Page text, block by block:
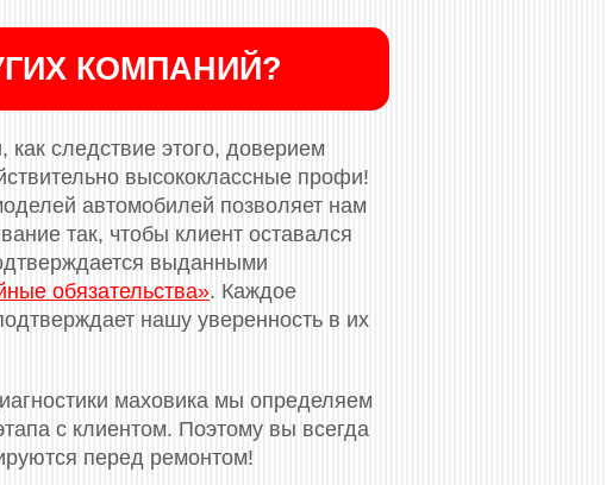
КОМПАНИЙ?
следствие этого, доверием
высококлассные профи!
автомобилей позволяет нам
так, чтобы клиент оставался
выданными
обязательства». Каждое
нашу уверенность в их
маховика мы определяем
с клиентом. Поэтому вы всегда
перед ремонтом!